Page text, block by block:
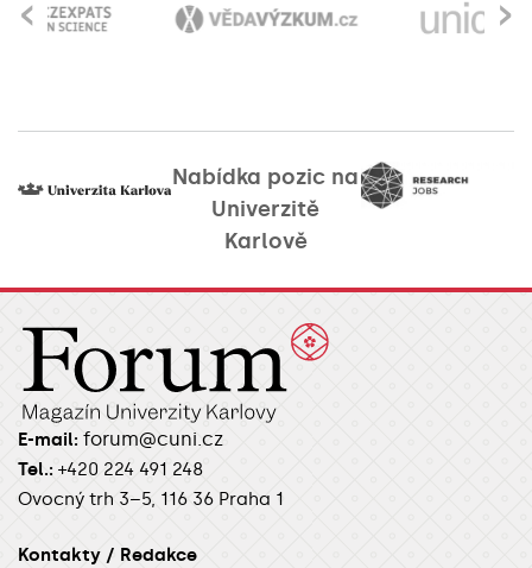
Nabídka pozic na
Univerzitě
Karlově
E-mail: forum@cuni.cz
Tel.: +420 224 491 248
Ovocný trh 3–5, 116 36 Praha 1
Kontakty / Redakce